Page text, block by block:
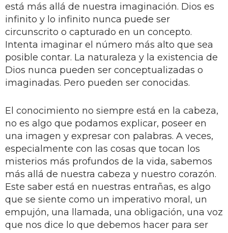
está más allá de nuestra imaginación. Dios es
infinito y lo infinito nunca puede ser
circunscrito o capturado en un concepto.
Intenta imaginar el número más alto que sea
posible contar. La naturaleza y la existencia de
Dios nunca pueden ser conceptualizadas o
imaginadas. Pero pueden ser conocidas.
El conocimiento no siempre está en la cabeza,
no es algo que podamos explicar, poseer en
una imagen y expresar con palabras. A veces,
especialmente con las cosas que tocan los
misterios más profundos de la vida, sabemos
más allá de nuestra cabeza y nuestro corazón.
Este saber está en nuestras entrañas, es algo
que se siente como un imperativo moral, un
empujón, una llamada, una obligación, una voz
que nos dice lo que debemos hacer para ser